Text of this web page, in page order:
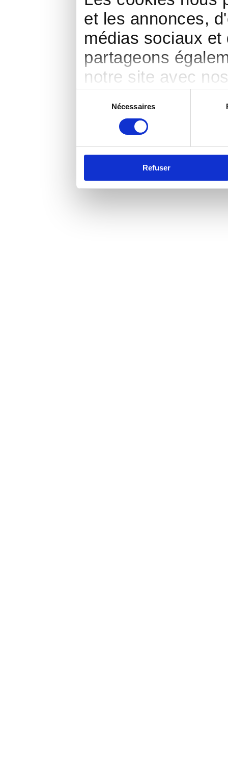
et les annonces,
médias sociaux
partageons
notre site avec
d'autres
ont collectées
consentement
Nécessaires
Refuser